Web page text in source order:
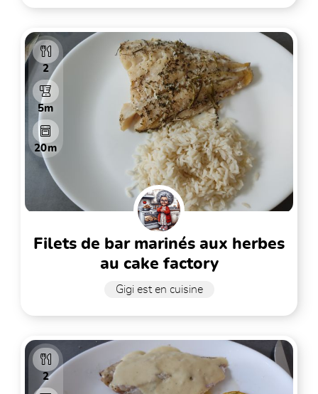
2
5m
20m
filets de bar marinés aux herbes
au cake factory
Gigi est en cuisine
2